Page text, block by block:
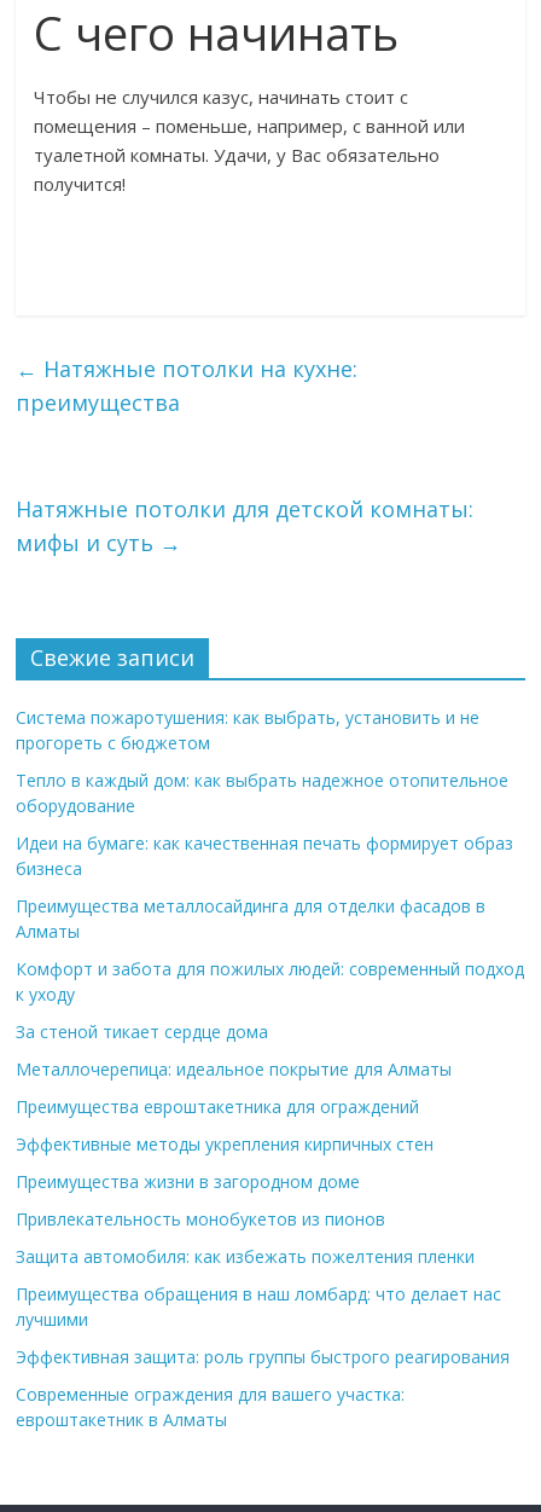
С чего начинать
Чтобы не случился казус, начинать стоит с
помещения – поменьше, например, с ванной или
туалетной комнаты. Удачи, у Вас обязательно
получится!
← Натяжные потолки на кухне:
преимущества
Натяжные потолки для детской комнаты:
мифы и суть →
Свежие записи
Система пожаротушения: как выбрать, установить и не
прогореть с бюджетом
Тепло в каждый дом: как выбрать надежное отопительное
оборудование
Идеи на бумаге: как качественная печать формирует образ
бизнеса
Преимущества металлосайдинга для отделки фасадов в
Алматы
Комфорт и забота для пожилых людей: современный подход
к уходу
За стеной тикает сердце дома
Металлочерепица: идеальное покрытие для Алматы
Преимущества евроштакетника для ограждений
Эффективные методы укрепления кирпичных стен
Преимущества жизни в загородном доме
Привлекательность монобукетов из пионов
Защита автомобиля: как избежать пожелтения пленки
Преимущества обращения в наш ломбард: что делает нас
лучшими
Эффективная защита: роль группы быстрого реагирования
Современные ограждения для вашего участка:
евроштакетник в Алматы